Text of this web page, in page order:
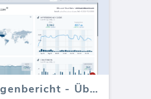
Tiktok Anzeigenbericht - Überblick